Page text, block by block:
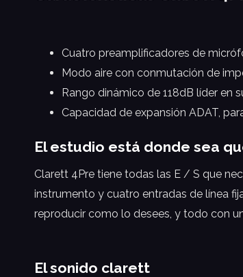
Cuatro preamplificadores de
Modo aire con conmutación de
Rango dinámico de 118dB líder en
Capacidad de expansión ADAT,
El estudio está donde sea
Clarett 4Pre tiene todas las E / S que
instrumento y cuatro entradas de línea
reproducir como lo desees, y todo con
El sonido clarett